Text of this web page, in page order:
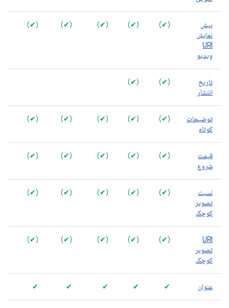
پیش
نمایش
URI
ویدیو
(✔)
(✔)
(✔)
(✔)
(✔)
تاریخ
انتشار
(✔)
(✔)
توضیحات
کوتاه
(✔)
(✔)
(✔)
(✔)
(✔)
قیمت
شروع
(✔)
(✔)
(✔)
(✔)
(✔)
نسبت
تصویر
کوچک
(✔)
(✔)
(✔)
(✔)
(✔)
URI
تصویر
کوچک
(✔)
(✔)
(✔)
(✔)
(✔)
عنوان ✔
✔
✔
✔
✔